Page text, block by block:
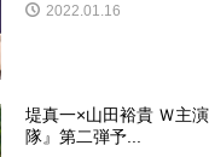
2022.01.16
堤真一×山田裕貴 Ｗ主
隊』第二弾予...